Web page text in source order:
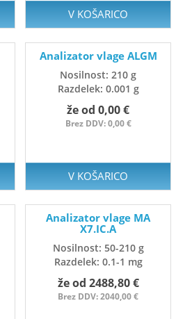
V KOŠARICO
Analizator vlage ALGM
Nosilnost: 210 g
Razdelek: 0.001 g
že od 0,00 €
Brez DDV: 0,00 €
V KOŠARICO
Analizator vlage MA
X7.IC.A
Nosilnost: 50-210 g
Razdelek: 0.1-1 mg
že od 2488,80 €
Brez DDV: 2040,00 €